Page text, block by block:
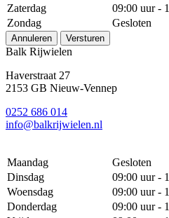
Zaterdag
09:00 uur -
Zondag
Gesloten
Annuleren Versturen
Balk Rijwielen
Haverstraat 27
2153 GB Nieuw-Vennep
0252 686 014
info@balkrijwielen.nl
Maandag
Gesloten
Dinsdag
09:00 uur -
Woensdag
09:00 uur -
Donderdag
09:00 uur -